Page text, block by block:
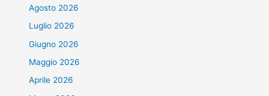
Agosto 2026
Luglio 2026
Giugno 2026
Maggio 2026
Aprile 2026